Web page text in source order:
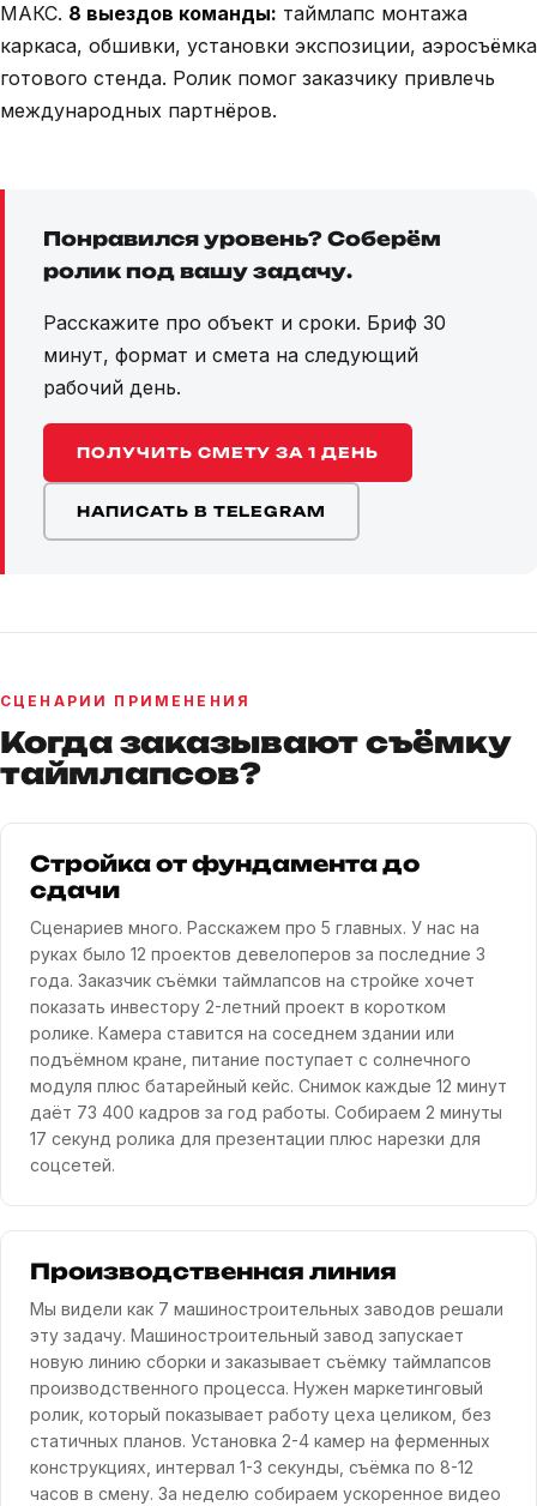
Застройка павильона на авиасалоне
МАКС
МАКС. 8 выездов команды: таймлапс монтажа
каркаса, обшивки, установки экспозиции, аэросъёмка
готового стенда. Ролик помог заказчику привлечь
международных партнёров.
Понравился уровень? Соберём
ролик под вашу задачу.
Расскажите про объект и сроки. Бриф 30
минут, формат и смета на следующий
рабочий день.
ПОЛУЧИТЬ СМЕТУ ЗА 1 ДЕНЬ
НАПИСАТЬ В TELEGRAM
СЦЕНАРИИ ПРИМЕНЕНИЯ
Когда заказывают съёмку
таймлапсов?
Стройка от фундамента до
сдачи
Сценариев много. Расскажем про 5 главных. У нас на
руках было 12 проектов девелоперов за последние 3
года. Заказчик съёмки таймлапсов на стройке хочет
показать инвестору 2-летний проект в коротком
ролике. Камера ставится на соседнем здании или
подъёмном кране, питание поступает с солнечного
модуля плюс батарейный кейс. Снимок каждые 12 минут
даёт 73 400 кадров за год работы. Собираем 2 минуты
17 секунд ролика для презентации плюс нарезки для
соцсетей.
Производственная линия
Мы видели как 7 машиностроительных заводов решали
эту задачу. Машиностроительный завод запускает
новую линию сборки и заказывает съёмку таймлапсов
производственного процесса. Нужен маркетинговый
ролик, который показывает работу цеха целиком, без
статичных планов. Установка 2-4 камер на ферменных
конструкциях, интервал 1-3 секунды, съёмка по 8-12
часов в смену. За неделю собираем ускоренное видео